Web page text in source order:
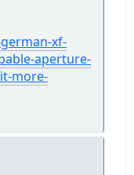
xf-
aperture-
more-